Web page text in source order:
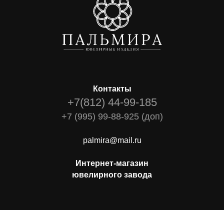
Контакты
+7(812) 44-99-185
+7 (995) 99-88-925 (доп)
palmira@mail.ru
Интернет-магазин
ювелирного завода